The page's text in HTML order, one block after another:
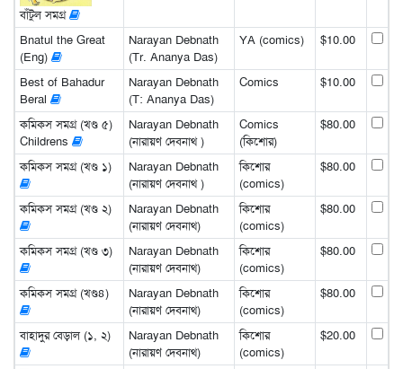
বাঁটুল সমগ্র
Bnatul the Great
(Eng)
Narayan Debnath
(Tr. Ananya Das)
YA (comics) $10.00
Best of Bahadur
Beral
Narayan Debnath
(T: Ananya Das)
Comics $10.00
কমিকস সমগ্র (খণ্ড ৫)
Childrens
Narayan Debnath
(নারায়ণ দেবনাথ )
Comics
(কিশোর)
$80.00
কমিকস সমগ্র (খণ্ড ১)
Narayan Debnath
(নারায়ণ দেবনাথ )
কিশোর
(comics)
$80.00
কমিকস সমগ্র (খণ্ড ২)
Narayan Debnath
(নারায়ণ দেবনাথ)
কিশোর
(comics)
$80.00
কমিকস সমগ্র (খণ্ড ৩)
Narayan Debnath
(নারায়ণ দেবনাথ)
কিশোর
(comics)
$80.00
কমিকস সমগ্র (খণ্ড৪)
Narayan Debnath
(নারায়ণ দেবনাথ)
কিশোর
(comics)
$80.00
বাহাদুর বেড়াল (১, ২)
Narayan Debnath
(নারায়ণ দেবনাথ)
কিশোর
(comics)
$20.00